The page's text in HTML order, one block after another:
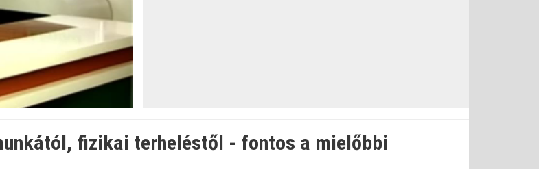
fizikai terheléstől - fontos a mielőbbi